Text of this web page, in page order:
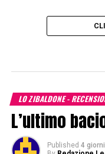
LO ZIBALDONE -
L’ultimo
Published 4